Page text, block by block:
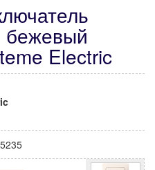
бежевый
Electric